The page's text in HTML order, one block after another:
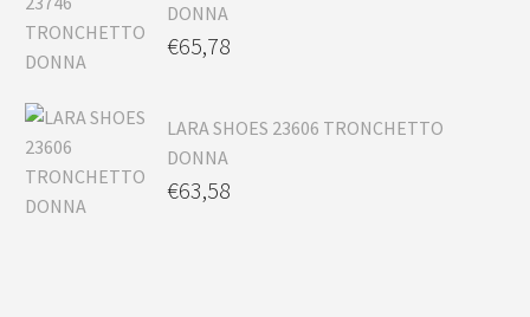
DONNA
€65,78
LARA SHOES 23606 TRONCHETTO
DONNA
€63,58